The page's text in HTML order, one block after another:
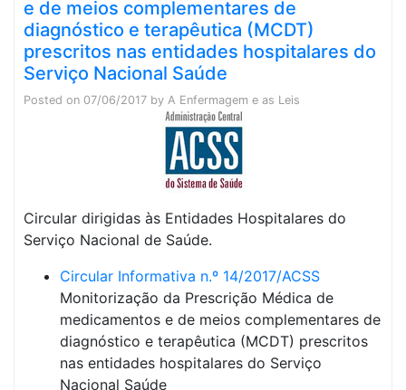
e de meios complementares de
diagnóstico e terapêutica (MCDT)
prescritos nas entidades hospitalares do
Serviço Nacional Saúde
Posted on 07/06/2017 by A Enfermagem e as Leis
Circular dirigidas às Entidades Hospitalares do
Serviço Nacional de Saúde.
Circular Informativa n.º 14/2017/ACSS
Monitorização da Prescrição Médica de
medicamentos e de meios complementares de
diagnóstico e terapêutica (MCDT) prescritos
nas entidades hospitalares do Serviço
Nacional Saúde